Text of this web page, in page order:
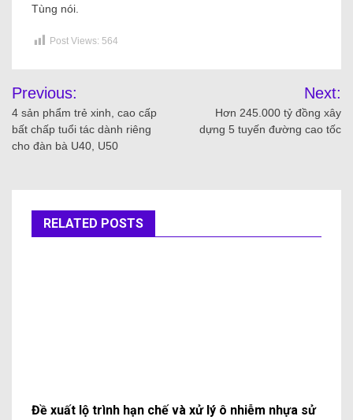
Tùng nói.
Post Views: 564
Previous:
4 sản phẩm trẻ xinh, cao cấp
bất chấp tuổi tác dành riêng
cho đàn bà U40, U50
Next:
Hơn 245.000 tỷ đồng xây
dựng 5 tuyến đường cao tốc
RELATED POSTS
Đề xuất lộ trình hạn chế và xử lý ô nhiễm nhựa sử